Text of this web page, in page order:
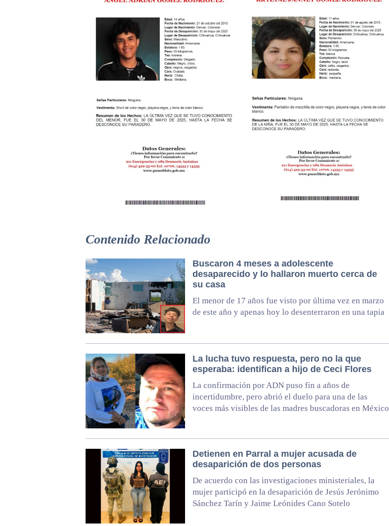
Contenido Relacionado
Buscaron 4 meses a adolescente
desaparecido y lo hallaron muerto cerca de
su casa
El menor de 17 años fue visto por última vez en marzo
de este año y apenas hoy lo desenterraron en una tapia
La lucha tuvo respuesta, pero no la que
esperaba: identifican a hijo de Ceci Flores
La confirmación por ADN puso fin a años de
incertidumbre, pero abrió el duelo para una de las
voces más visibles de las madres buscadoras en México
Detienen en Parral a mujer acusada de
desaparición de dos personas
De acuerdo con las investigaciones ministeriales, la
mujer participó en la desaparición de Jesús Jerónimo
Sánchez Tarín y Jaime Leónides Cano Sotelo